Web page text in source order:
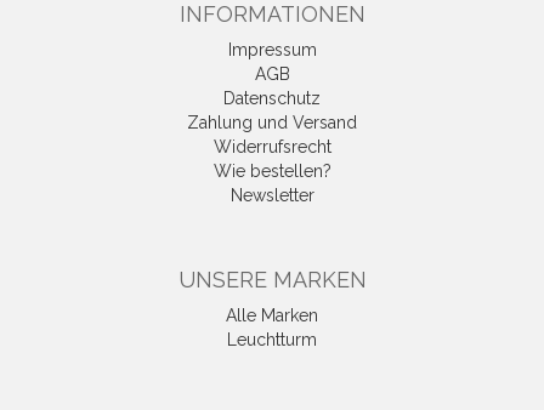
INFORMATIONEN
Impressum
AGB
Datenschutz
Zahlung und Versand
Widerrufsrecht
Wie bestellen?
Newsletter
UNSERE MARKEN
Alle Marken
Leuchtturm